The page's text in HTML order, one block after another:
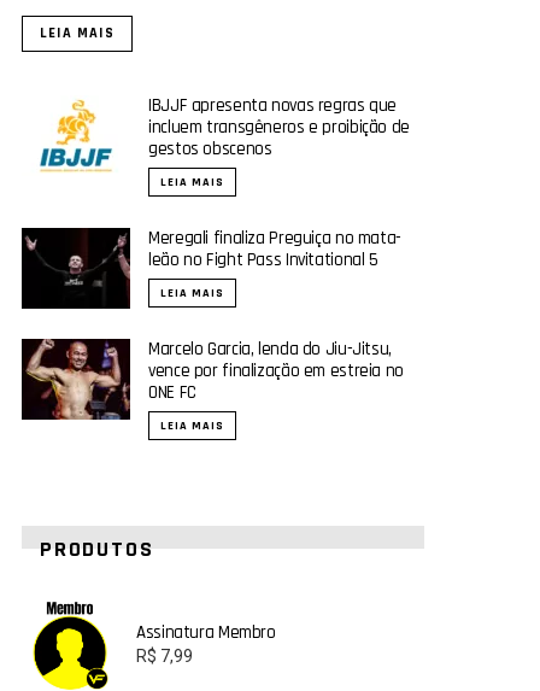
LEIA MAIS
IBJJF apresenta novas regras que
incluem transgêneros e proibição de
gestos obscenos
LEIA MAIS
Meregali finaliza Preguiça no mata-
leão no Fight Pass Invitational 5
LEIA MAIS
Marcelo Garcia, lenda do Jiu-Jitsu,
vence por finalização em estreia no
ONE FC
LEIA MAIS
PRODUTOS
Assinatura Membro
R$ 7,99